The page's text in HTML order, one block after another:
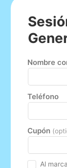
Nombre
Teléfono
Cupón
Al